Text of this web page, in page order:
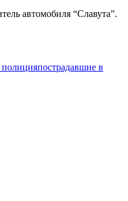
автомобиля “Славута”.
полицияпострадавшие в